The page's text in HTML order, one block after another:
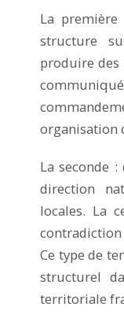
La
structure
produire des
organisation
La seconde
direction
locales. La
Ce type de
structurel
territoriale